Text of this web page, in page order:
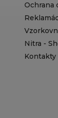
Ochrana
Nitra -
Kontakty